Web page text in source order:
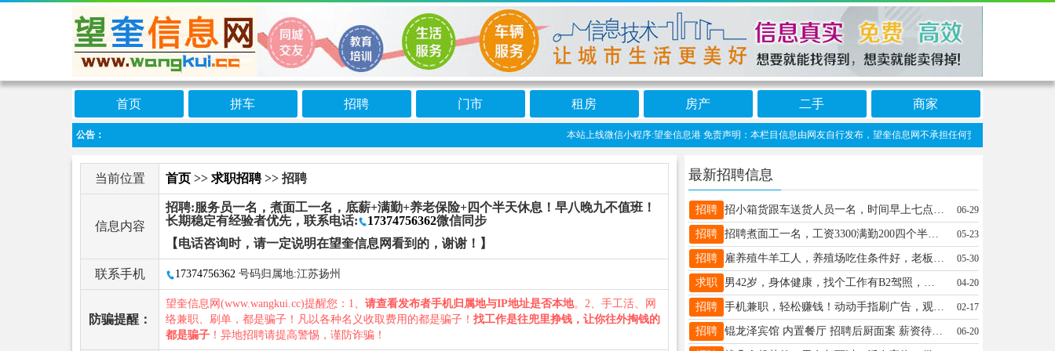
首页 拼车 招聘 门市 租房 房产 二手 商家
公告： 本站上线微信小程序:望奎信息港 免责声明：本栏目信息由网友自行发布，望奎信息网不承担任何责任！提高警惕，谨
当前位置 首页 >> 求职招聘>> 招聘
信息内容
招聘:服务员一名，煮面工一名，底薪+满勤+养老保险+四个半天休息！早八晚九不值班！
长期稳定有经验者优先，联系电话:
17374756362微信同步
【电话咨询时，请一定说明在望奎信息网看到的，谢谢！】
联系手机 17374756362 号码归属地:江苏扬州
防骗提醒：
望奎信息网(www.wangkui.cc)提醒您：1、 请查看发布者手机归属地与IP地址是否本地。2、手工活、网
络兼职、刷单，都是骗子！凡以各种名义收取费用的都是骗子！ 找工作是往兜里挣钱，让你往外掏钱的
都是骗子 ！异地招聘请提高警惕，谨防诈骗！
最新招聘信息
招聘 招小箱货跟车送货人员一名，时间早上七点半到晚上六点，联系电话:18614544777 06-29
招聘 招聘煮面工一名，工资3300满勤200四个半天休息，15245519997 05-23
招聘 雇养殖牛羊工人，养殖场吃住条件好，老板事不多，工资待遇好。 有意电话联系：18045555206 工作地点：望奎县红五村 05-30
求职 男42岁，身体健康，找个工作有B2驾照，有自用车，需要用人老板打电话18445539921 04-20
招聘 手机兼职，轻松赚钱！动动手指刷广告，观看视频赚佣金。日结工资，多劳多得，随时随地用手机操作。零门槛，简单易上手，业余时间就能做！立即加入，开启你的赚钱之旅V:17279845899 02-17
招聘 锟龙泽宾馆 内置餐厅 招聘后厨面案 薪资待遇 面谈 联系电话 17346676789 06-20